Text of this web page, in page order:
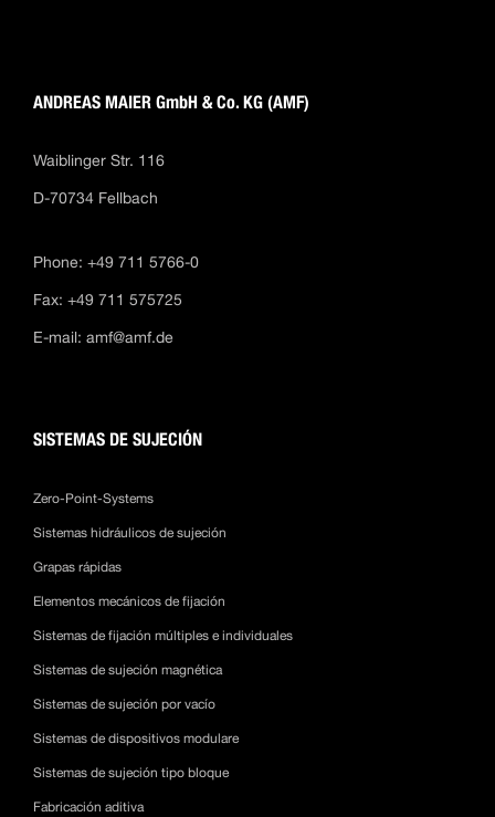
ANDREAS MAIER GmbH & Co. KG (AMF)
Waiblinger Str. 116
D-70734 Fellbach
Phone: +49 711 5766-0
Fax: +49 711 575725
E-mail: amf@amf.de
SISTEMAS DE SUJECIÓN
Zero-Point-Systems
Sistemas hidráulicos de sujeción
Grapas rápidas
Elementos mecánicos de fijación
Sistemas de fijación múltiples e individuales
Sistemas de sujeción magnética
Sistemas de sujeción por vacío
Sistemas de dispositivos modulare
Sistemas de sujeción tipo bloque
Fabricación aditiva